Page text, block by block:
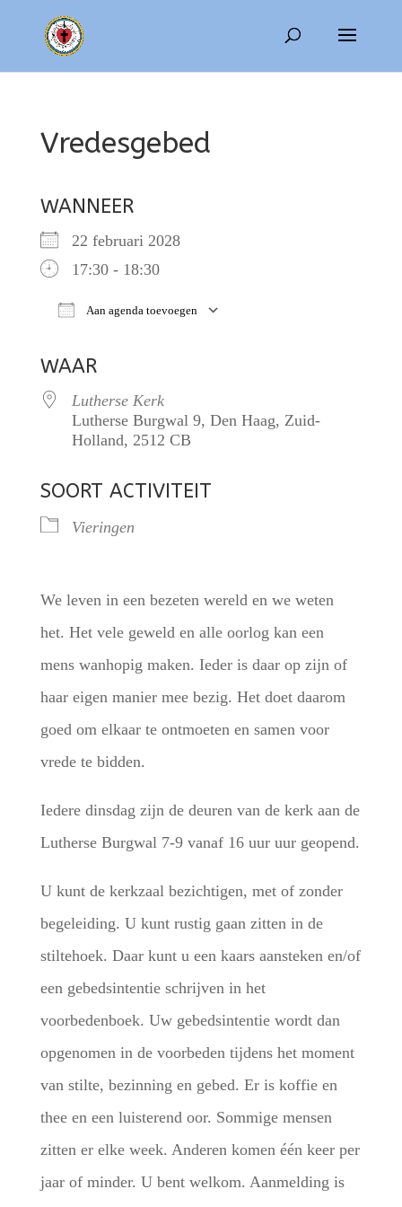
Vredesgebed
WANNEER
22 februari 2028
17:30 - 18:30
Aan agenda toevoegen
WAAR
Lutherse Kerk
Lutherse Burgwal 9, Den Haag, Zuid-
Holland, 2512 CB
SOORT ACTIVITEIT
Vieringen
We leven in een bezeten wereld en we weten
het. Het vele geweld en alle oorlog kan een
mens wanhopig maken. Ieder is daar op zijn of
haar eigen manier mee bezig. Het doet daarom
goed om elkaar te ontmoeten en samen voor
vrede te bidden.
Iedere dinsdag zijn de deuren van de kerk aan de
Lutherse Burgwal 7-9 vanaf 16 uur uur geopend.
U kunt de kerkzaal bezichtigen, met of zonder
begeleiding. U kunt rustig gaan zitten in de
stiltehoek. Daar kunt u een kaars aansteken en/of
een gebedsintentie schrijven in het
voorbedenboek. Uw gebedsintentie wordt dan
opgenomen in de voorbeden tijdens het moment
van stilte, bezinning en gebed. Er is koffie en
thee en een luisterend oor. Sommige mensen
zitten er elke week. Anderen komen één keer per
jaar of minder. U bent welkom. Aanmelding is